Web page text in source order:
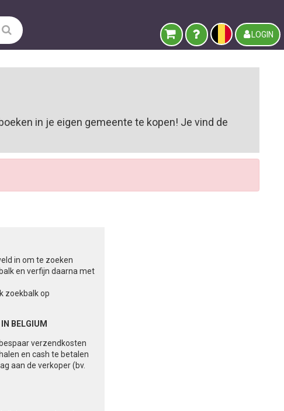
LOGIN
in je eigen gemeente te kopen! Je vind de
in om te zoeken
en verfijn daarna met
zoekbalk op
BELGIUM
verzendkosten
en cash te betalen
aan de verkoper (bv.